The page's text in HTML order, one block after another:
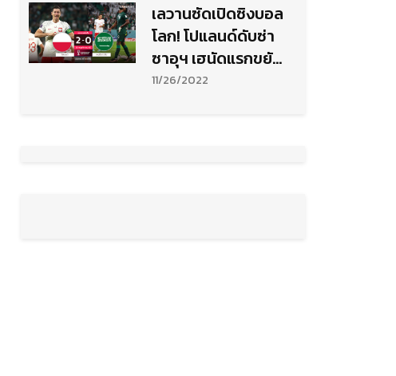
เลวานซัดเปิดซิงบอล
โลก! โปแลนด์ดับซ่า
ซาอุฯ เฮนัดแรกขยับ
ขึ้นจ่าฝูง
11/26/2022